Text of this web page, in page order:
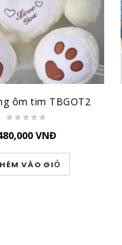
ôm tim TBGOT2
VNĐ
VÀO GIỎ